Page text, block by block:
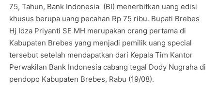
75, Tahun, Bank Indonesia (BI) menerbitkan uang edisi
khusus berupa uang pecahan Rp 75 ribu. Bupati Brebes
Hj Idza Priyanti SE MH merupakan orang pertama di
Kabupaten Brebes yang menjadi pemilik uang special
tersebut setelah mendapatkan dari Kepala Tim Kantor
Perwakilan Bank Indonesia cabang tegal Dody Nugraha di
pendopo Kabupaten Brebes, Rabu (19/08).